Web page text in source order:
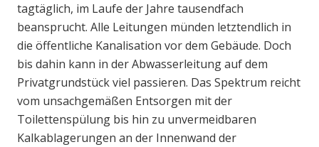
tagtäglich, im Laufe der Jahre tausendfach
beansprucht. Alle Leitungen münden letztendlich in
die öffentliche Kanalisation vor dem Gebäude. Doch
bis dahin kann in der Abwasserleitung auf dem
Privatgrundstück viel passieren. Das Spektrum reicht
vom unsachgemäßen Entsorgen mit der
Toilettenspülung bis hin zu unvermeidbaren
Kalkablagerungen an der Innenwand der